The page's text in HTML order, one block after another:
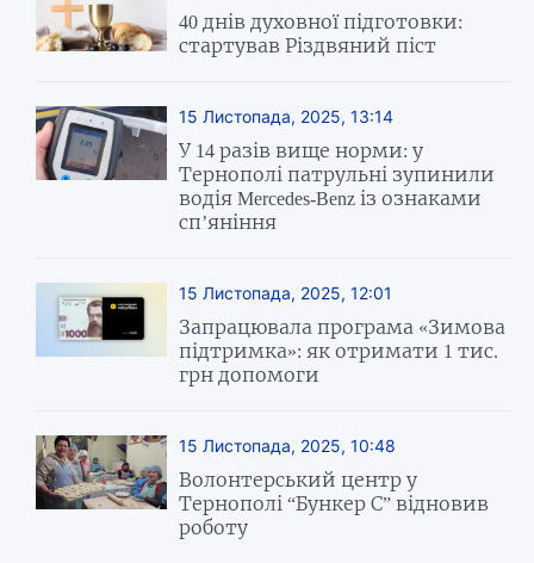
40 днів духовної підготовки:
стартував Різдвяний піст
15 Листопада, 2025, 13:14
У 14 разів вище норми: у
Тернополі патрульні зупинили
водія Mercedes-Benz із ознаками
сп’яніння
15 Листопада, 2025, 12:01
Запрацювала програма «Зимова
підтримка»: як отримати 1 тис.
грн допомоги
15 Листопада, 2025, 10:48
Волонтерський центр у
Тернополі “Бункер С” відновив
роботу